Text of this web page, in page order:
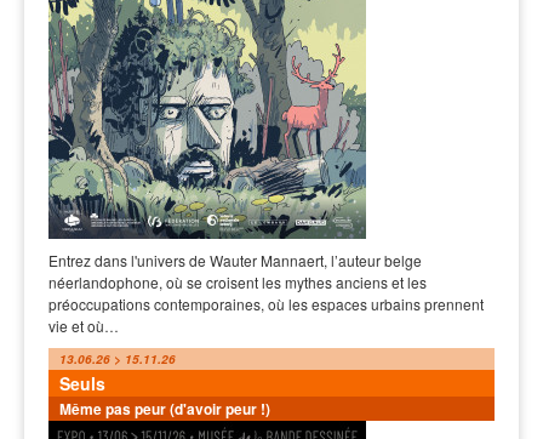
Entrez dans l'univers de Wauter Mannaert, l’auteur belge
néerlandophone, où se croisent les mythes anciens et les
préoccupations contemporaines, où les espaces urbains prennent
vie et où…
13.06.26 > 15.11.26
Seuls
Même pas peur (d'avoir peur !)